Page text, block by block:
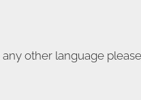
other language